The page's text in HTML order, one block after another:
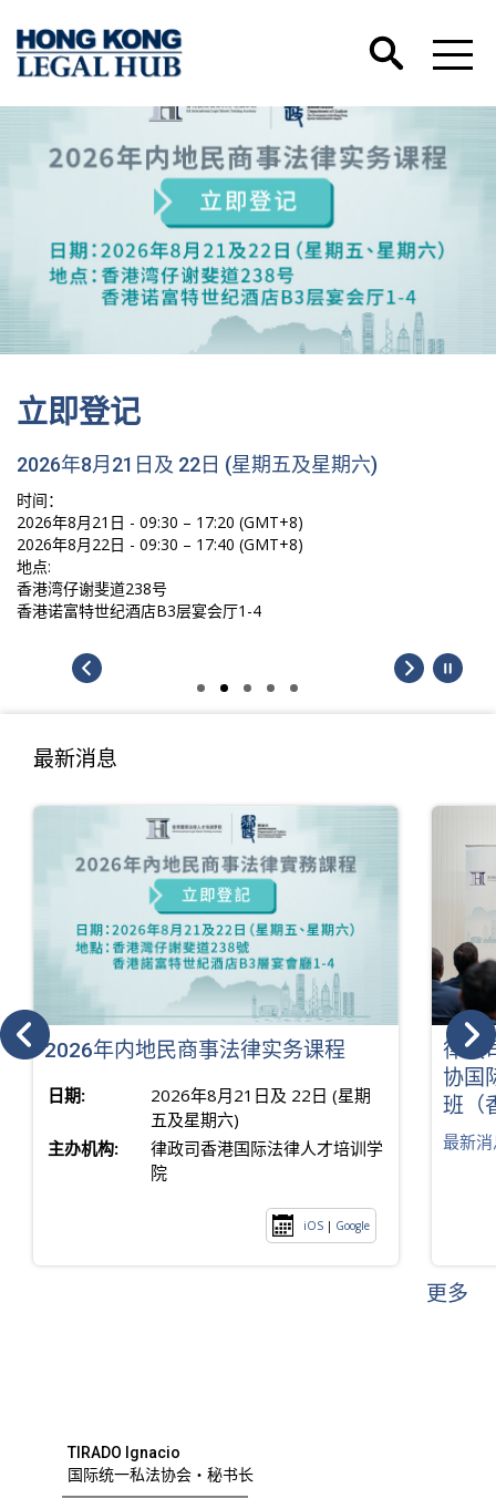
立即登记
2026年8月21日及 22日 (星期五及星期六)
时间：
2026年8月21日 - 09:30 – 17:20 (GMT+8)
2026年8月22日 - 09:30 – 17:40 (GMT+8)
地点:
香港湾仔谢斐道238号
香港诺富特世纪酒店B3层宴会厅1-4
最新消息
2026年内地民商事法律实务课程
日期:
2026年8月21日及 22日 (星期
五及星期六)
主办机构:
律政司香港国际法律人才培训学
院
iOS | Google
律政
协国
班（
最新
更多
TIRADO Ignacio
国际统一私法协会・秘书长